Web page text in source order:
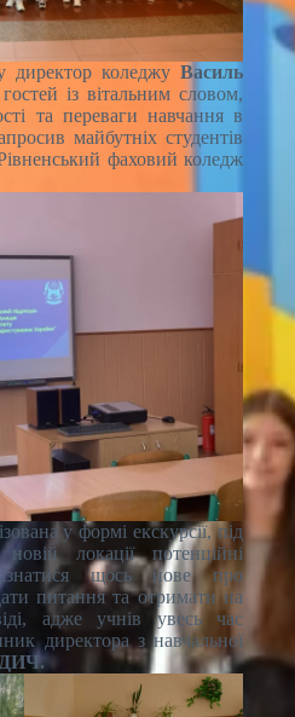
директор коледжу Василь
із вітальним словом,
та переваги навчання в
майбутніх студентів
фаховий коледж
у формі екскурсії, під
локації потенційні
щось нове про
питання та отримати на
адже учнів увесь час
директора з навчальної